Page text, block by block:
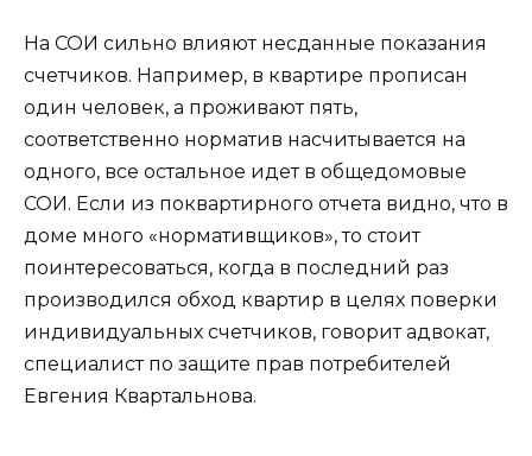
На СОИ сильно влияют несданные показания
счетчиков. Например, в квартире прописан
один человек, а проживают пять,
соответственно норматив насчитывается на
одного, все остальное идет в общедомовые
СОИ. Если из поквартирного отчета видно, что в
доме много «нормативщиков», то стоит
поинтересоваться, когда в последний раз
производился обход квартир в целях поверки
индивидуальных счетчиков, говорит адвокат,
специалист по защите прав потребителей
Евгения Квартальнова.